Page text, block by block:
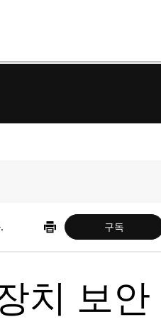
구독
치 보안